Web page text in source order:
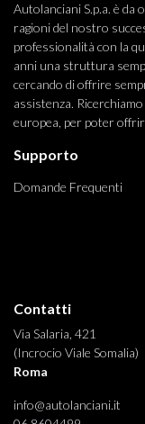
Autolanciani S.p.a. è da
ragioni del nostro
professionalità con la
anni una struttura
cercando di offrire
assistenza.
europea, per poter
Supporto
Domande Frequenti
Contatti
Via Salaria, 421
(Incrocio Viale Somalia)
Roma
info@autolanciani.it